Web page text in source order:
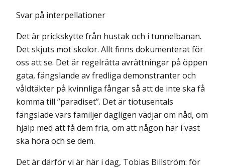
Svar på interpellationer
Det är prickskytte från hustak och i tunnelbanan.
Det skjuts mot skolor. Allt finns dokumenterat för
oss att se. Det är regelrätta avrättningar på öppen
gata, fängslande av fredliga demonstranter och
våldtäkter på kvinnliga fångar så att de inte ska få
komma till ”paradiset”. Det är tiotusentals
fängslade vars familjer dagligen vädjar om nåd, om
hjälp med att få dem fria, om att någon här i väst
ska höra och se dem.
Det är därför vi är här i dag, Tobias Billström: för